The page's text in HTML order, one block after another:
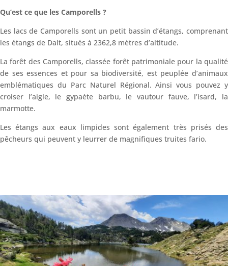
Qu’est ce que les Camporells ?
Les lacs de Camporells sont un petit bassin d’étangs, comprenant
les étangs de Dalt, situés à 2362,8 mètres d’altitude.
La forêt des Camporells, classée forêt patrimoniale pour la qualité
de ses essences et pour sa biodiversité, est peuplée d’animaux
emblématiques du Parc Naturel Régional. Ainsi vous pouvez y
croiser l’aigle, le gypaète barbu, le vautour fauve, l’isard, la
marmotte.
Les étangs aux eaux limpides sont également très prisés des
pêcheurs qui peuvent y leurrer de magnifiques truites fario.